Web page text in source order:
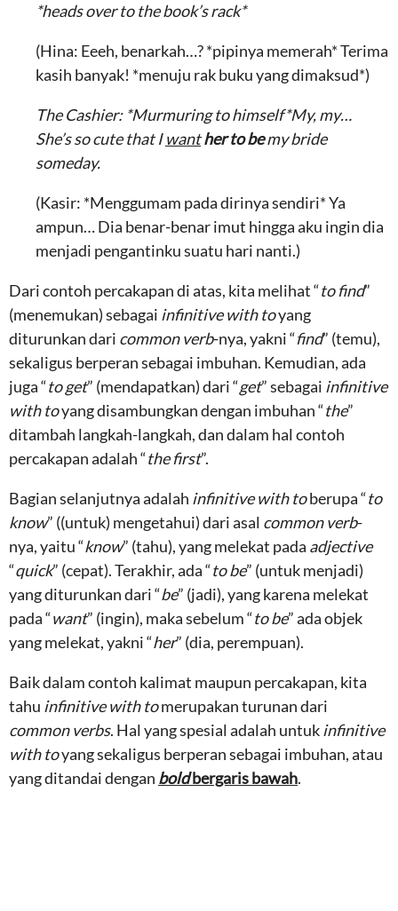
*heads over to the book’s rack*
(Hina: Eeeh, benarkah…? *pipinya memerah* Terima
kasih banyak! *menuju rak buku yang dimaksud*)
The Cashier: *Murmuring to himself*My, my…
She’s so cute that Iwanther to bemy bride
someday.
(Kasir: *Menggumam pada dirinya sendiri* Ya
ampun… Dia benar-benar imut hingga aku ingin dia
menjadi pengantinku suatu hari nanti.)
Dari contoh percakapan di atas, kita melihat “to find”
(menemukan) sebagai infinitive with toyang
diturunkan dari common verb-nya, yakni “find” (temu),
sekaligus berperan sebagai imbuhan. Kemudian, ada
juga “to get” (mendapatkan) dari “get” sebagai infinitive
with toyang disambungkan dengan imbuhan “the”
ditambah langkah-langkah, dan dalam hal contoh
percakapan adalah “the first”.
Bagian selanjutnya adalah infinitive with toberupa “to
know” ((untuk) mengetahui) dari asal common verb-
nya, yaitu “know” (tahu), yang melekat pada adjective
“quick” (cepat). Terakhir, ada “to be” (untuk menjadi)
yang diturunkan dari “be” (jadi), yang karena melekat
pada “want” (ingin), maka sebelum “to be” ada objek
yang melekat, yakni “her” (dia, perempuan).
Baik dalam contoh kalimat maupun percakapan, kita
tahu infinitive with tomerupakan turunan dari
common verbs. Hal yang spesial adalah untukinfinitive
with toyang sekaligus berperan sebagai imbuhan, atau
yang ditandai dengan boldbergaris bawah.